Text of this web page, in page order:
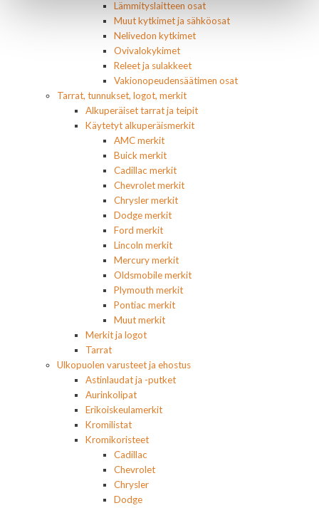
Lämmityslaitteen osat
Muut kytkimet ja sähköosat
Nelivedon kytkimet
Ovivalokykimet
Releet ja sulakkeet
Vakionopeudensäätimen osat
Tarrat, tunnukset, logot, merkit
Alkuperäiset tarrat ja teipit
Käytetyt alkuperäismerkit
AMC merkit
Buick merkit
Cadillac merkit
Chevrolet merkit
Chrysler merkit
Dodge merkit
Ford merkit
Lincoln merkit
Mercury merkit
Oldsmobile merkit
Plymouth merkit
Pontiac merkit
Muut merkit
Merkit ja logot
Tarrat
Ulkopuolen varusteet ja ehostus
Astinlaudat ja -putket
Aurinkolipat
Erikoiskeulamerkit
Kromilistat
Kromikoristeet
Cadillac
Chevrolet
Chrysler
Dodge